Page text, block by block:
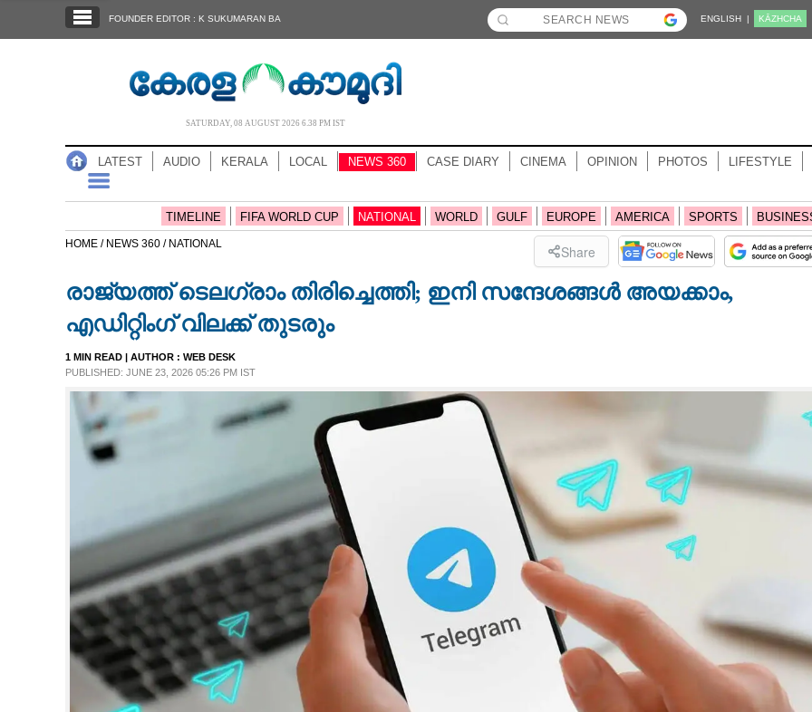
NOTIFIED NEWS
CASE DIARY
LIFESTYLE
SPIRITUAL
FOUNDER EDITOR : K SUKUMARAN BA ENGLISH | KĀZHCHA
SATURDAY, 08 AUGUST 2026 6.38 PM IST
LATEST AUDIO KERALA LOCAL NEWS 360 CASE DIARY CINEMA OPINION PHOTOS LIFESTYLE
TIMELINE FIFA WORLD CUP NATIONAL WORLD GULF EUROPE AMERICA SPORTS
HOME / NEWS 360 / NATIONAL Share
രാജ്യത്ത് ടെലഗ്രാം തിരിച്ചെത്തി; ഇനി സന്ദേശങ്ങൾ അയക്കാം,
എഡിറ്റിംഗ് വിലക്ക് തുടരും
1 MIN READ | AUTHOR : WEB DESK
PUBLISHED: JUNE 23, 2026 05:26 PM IST